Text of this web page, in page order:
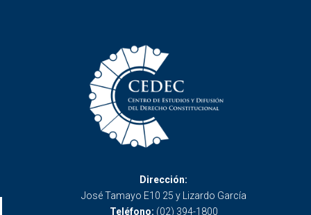
Dirección:
José Tamayo E10 25 y Lizardo García
Teléfono: (02) 394-1800